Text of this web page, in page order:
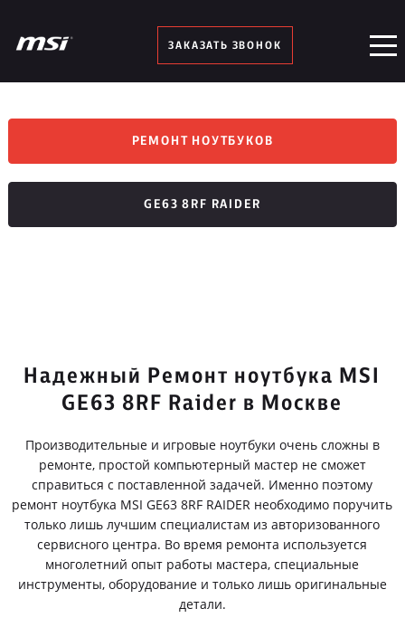
ЗАКАЗАТЬ ЗВОНОК
РЕМОНТ НОУТБУКОВ
GE63 8RF RAIDER
Надежный Ремонт ноутбука MSI
GE63 8RF Raider в Москве
Производительные и игровые ноутбуки очень сложны в
ремонте, простой компьютерный мастер не сможет
справиться с поставленной задачей. Именно поэтому
ремонт ноутбука MSI GE63 8RF RAIDER необходимо поручить
только лишь лучшим специалистам из авторизованного
сервисного центра. Во время ремонта используется
многолетний опыт работы мастера, специальные
инструменты, оборудование и только лишь оригинальные
детали.